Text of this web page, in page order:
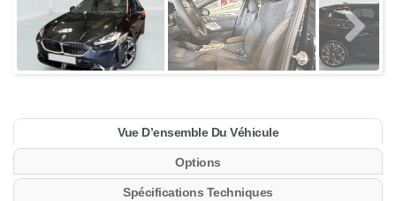
Vue D’ensemble Du Véhicule
Options
Spécifications Techniques